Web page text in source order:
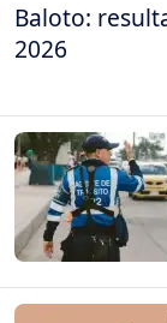
Baloto:
2026